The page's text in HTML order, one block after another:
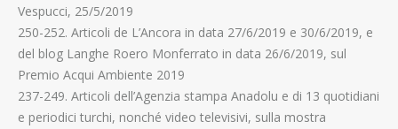
Vespucci, 25/5/2019
250-252. Articoli de L’Ancora in data 27/6/2019 e 30/6/2019, e
del blog Langhe Roero Monferrato in data 26/6/2019, sul
Premio Acqui Ambiente 2019
237-249. Articoli dell’Agenzia stampa Anadolu e di 13 quotidiani
e periodici turchi, nonché video televisivi, sulla mostra